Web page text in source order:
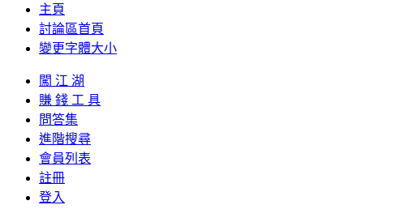
主頁
討論區首頁
變更字體大小
闖 江 湖
賺 錢 工 具
問答集
進階搜尋
會員列表
註冊
登入